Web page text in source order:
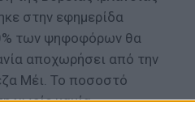
στην εφημερίδα
των ψηφοφόρων θα
αποχωρήσει από την
Μέι. Το ποσοστό
χωρίς καμία